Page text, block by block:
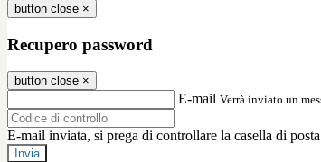
button close ×
Recupero password
button close ×
E-mail Verrà inviato un
E-mail inviata, si prega di controllare la casella di